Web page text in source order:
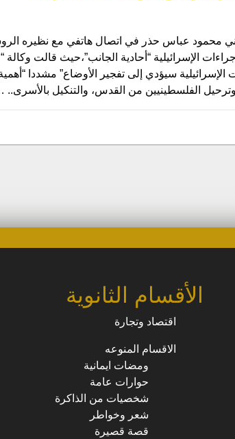
محمود عباس حذر في اتصال هاتفي مع نظيره
الإسرائيلية “أحادية الجانب”،حيث قالت
سيؤدي إلى تفجير الأوضاع” مشددا
الفلسطينيين من القدس، والتنكيل بالأسرى..
الأقسام الثانوية
اقتصاد وتجارة
الاقسام المنوعه
ومضات ايمانية
حوارات عامة
شخصيات من الذاكرة
شعر وخواطر
قصة قصيرة